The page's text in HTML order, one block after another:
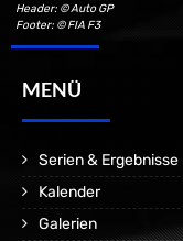
Header: © Auto GP
Footer: © FIA F3
MENÜ
Serien & Ergebnisse
Kalender
Galerien